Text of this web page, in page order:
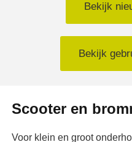
Bekijk
Bekijk
Scooter en
Voor klein en groot